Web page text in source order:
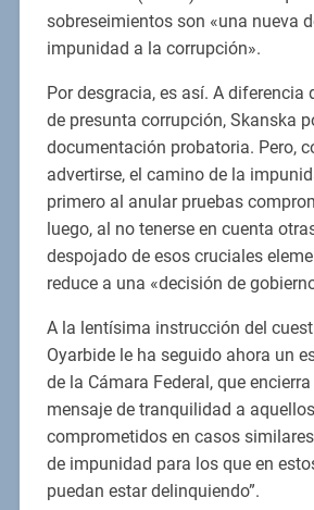
sobreseimientos son «una nueva
impunidad a la corrupción».
Por desgracia, es así. A diferencia
de presunta corrupción, Skanska
documentación probatoria. Pero,
advertirse, el camino de la
primero al anular pruebas
luego, al no tenerse en cuenta
despojado de esos cruciales
reduce a una «decisión de
A la lentísima instrucción del
Oyarbide le ha seguido ahora un
de la Cámara Federal, que
mensaje de tranquilidad a
comprometidos en casos
de impunidad para los que en
puedan estar delinquiendo”.